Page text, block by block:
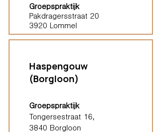
Groepspraktijk
Pakdragersstraat 20
3920 Lommel
Haspengouw
(Borgloon)
Groepspraktijk
Tongersestraat 16,
3840 Borgloon